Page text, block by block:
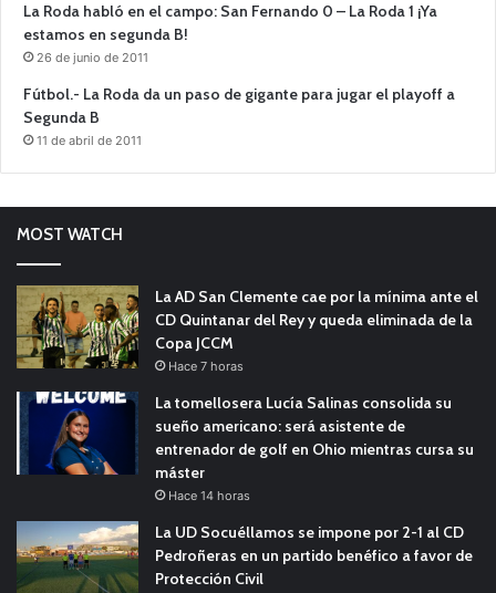
La Roda habló en el campo: San Fernando 0 – La Roda 1 ¡Ya
estamos en segunda B!
26 de junio de 2011
Fútbol.- La Roda da un paso de gigante para jugar el playoff a
Segunda B
11 de abril de 2011
MOST WATCH
La AD San Clemente cae por la mínima ante el
CD Quintanar del Rey y queda eliminada de la
Copa JCCM
Hace 7 horas
La tomellosera Lucía Salinas consolida su
sueño americano: será asistente de
entrenador de golf en Ohio mientras cursa su
máster
Hace 14 horas
La UD Socuéllamos se impone por 2-1 al CD
Pedroñeras en un partido benéfico a favor de
Protección Civil